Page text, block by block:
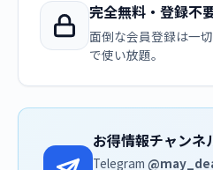
完全無料・登録不
面倒な会員登録は一
で使い放題。
お得情報チャンネ
Telegram